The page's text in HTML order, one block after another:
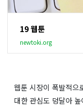
19 웹툰
newtoki.org
웹툰 시장이 폭발적으
대한 관심도 덩달아